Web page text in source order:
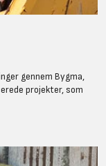
gennem Bygma,
projekter, som